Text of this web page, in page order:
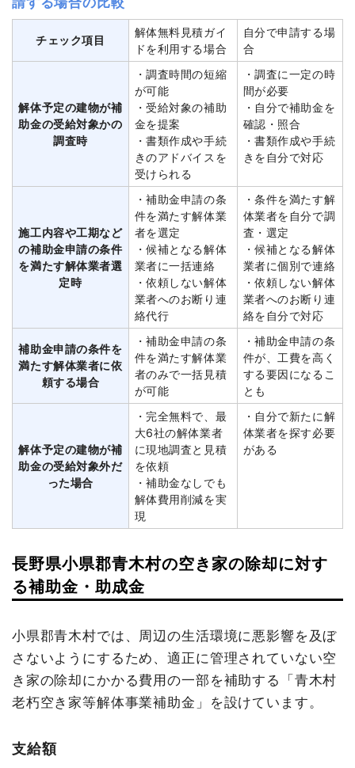
チェック項目
解体無料見積ガイ
ドを利用する場合
自分で申請する場
合
解体予定の建物が補
助金の受給対象かの
調査時
・調査時間の短縮
が可能
・受給対象の補助
金を提案
・書類作成や手続
きのアドバイスを
受けられる
・調査に一定の時
間が必要
・自分で補助金を
確認・照合
・書類作成や手続
きを自分で対応
施工内容や工期など
の補助金申請の条件
を満たす解体業者選
定時
・補助金申請の条
件を満たす解体業
者を選定
・候補となる解体
業者に一括連絡
・依頼しない解体
業者へのお断り連
絡代行
・条件を満たす解
体業者を自分で調
査・選定
・候補となる解体
業者に個別で連絡
・依頼しない解体
業者へのお断り連
絡を自分で対応
補助金申請の条件を
満たす解体業者に依
頼する場合
・補助金申請の条
件を満たす解体業
者のみで一括見積
が可能
・補助金申請の条
件が、工費を高く
する要因になるこ
とも
解体予定の建物が補
助金の受給対象外だ
った場合
・完全無料で、最
大6社の解体業者
に現地調査と見積
を依頼
・補助金なしでも
解体費用削減を実
現
・自分で新たに解
体業者を探す必要
がある
長野県小県郡青木村の空き家の除却に対す
る補助金・助成金
小県郡青木村では、周辺の生活環境に悪影響を及ぼ
さないようにするため、適正に管理されていない空
き家の除却にかかる費用の一部を補助する「青木村
老朽空き家等解体事業補助金」を設けています。
支給額